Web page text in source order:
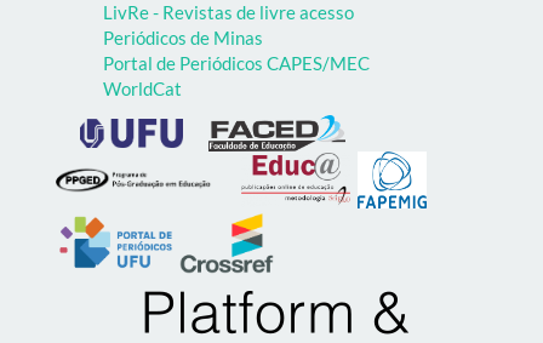
LivRe - Revistas de livre acesso
Periódicos de Minas
Portal de Periódicos CAPES/MEC
WorldCat